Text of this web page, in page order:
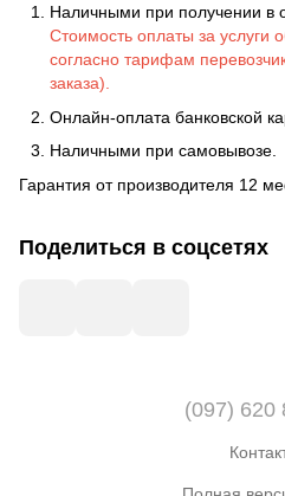
Наличными при получении в
Стоимость оплаты за услуги
согласно тарифам
заказа).
Онлайн-оплата банковской
Наличными при самовывозе.
Гарантия от производителя 12
Поделиться в соцсетях
(097) 620